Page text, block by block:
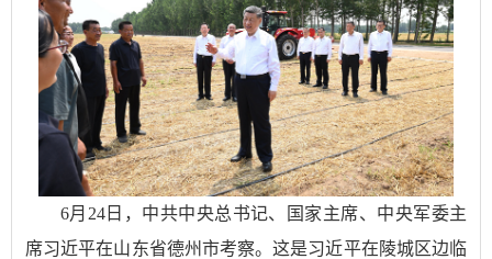
6月24日，中共中央总书记、国家主席、中央军委主
席习近平在山东省德州市考察。这是习近平在陵城区边临